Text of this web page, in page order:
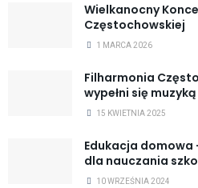
Wielkanocny
Częstochowskiej
1 MARCA 2026
Filharmonia
wypełni się
15 KWIETNIA 2025
Edukacja
dla nauczania
10 WRZEŚNIA 2024